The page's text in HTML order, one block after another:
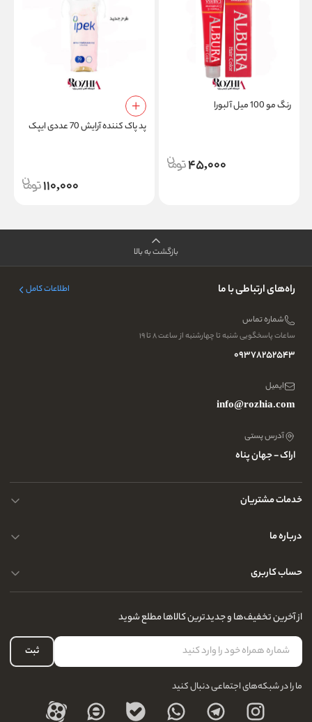
رنگ مو 100 میل آلبورا
45,000
پد پاک کننده آرایش 70 عددی ایپک
110,000
بازگشت به بالا
راه‌های ارتباطی با ما اطلاعات کامل
شماره تماس
ساعات پاسخگویی شنبه تا چهارشنبه از ساعت ۸ تا ۱۹
09378252543
ایمیل
info@rozhia.com
آدرس پستی
اراک - جهان پناه
خدمات مشتریان
حریم خصوصی کاربران
تماس با ما
درباره ما
سوالات متداول
آدرس فروشگاه
نحوه ارسال کالا
نحوه بازگشت کالا
درباره ما
حساب کاربری
لیست علاقه‌مندی
حساب کاربری
از آخرین تخفیف‌ها و جدیدترین کالاها مطلع شوید
ثبت
ما را در شبکه‌های اجتماعی دنبال کنید